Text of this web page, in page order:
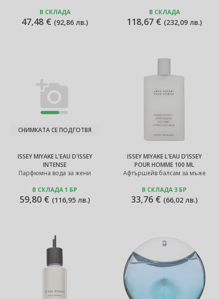
В СКЛАДА
47,48 € (92,86 лв.)
В СКЛАДА
118,67 € (232,09 лв.)
ISSEY MIYAKE L'EAU D'ISSEY
INTENSE
Парфюмна вода за жени
СНИМКАТА СЕ ПОДГОТВЯ
В СКЛАДА 1 БР
59,80 € (116,95 лв.)
ISSEY MIYAKE L'EAU D'ISSEY
POUR HOMME 100 ML
Афтършейв балсам за мъже
В СКЛАДА 3 БР
33,76 € (66,02 лв.)